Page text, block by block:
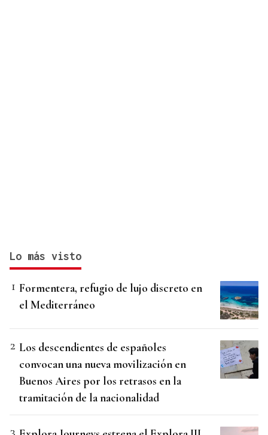
Lo más visto
Formentera, refugio de lujo discreto en
el Mediterráneo
Los descendientes de españoles
convocan una nueva movilización en
Buenos Aires por los retrasos en la
tramitación de la nacionalidad